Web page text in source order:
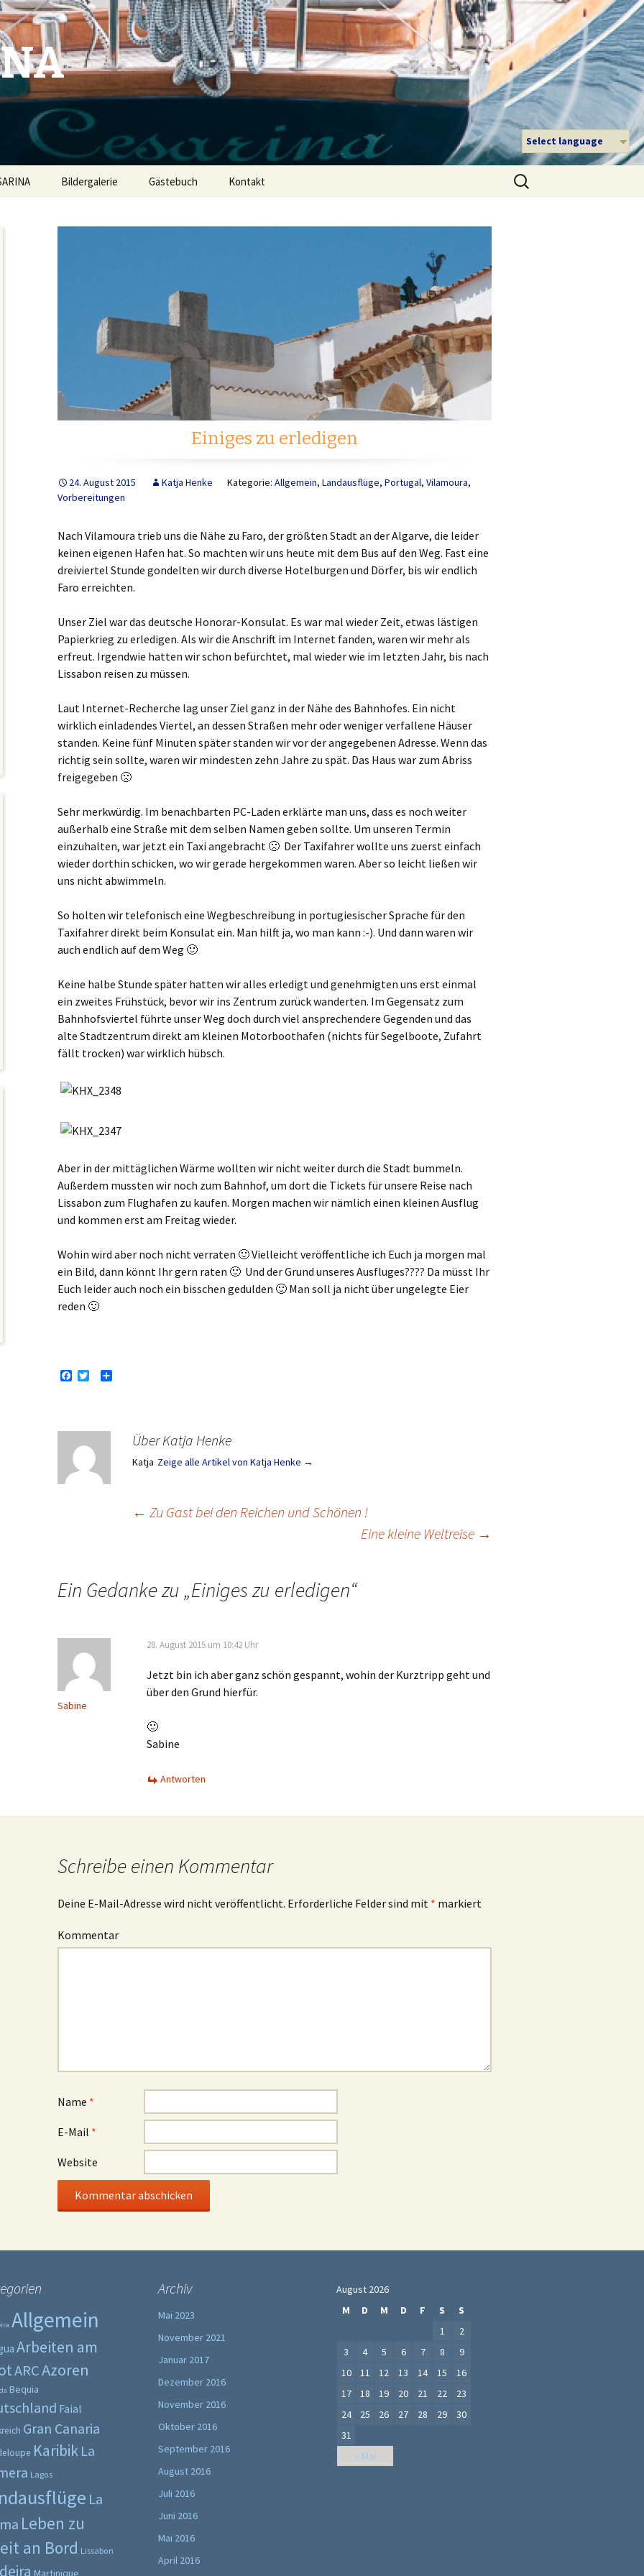
Select language
Bildergalerie Gästebuch Kontakt
Suche
nach:
Einiges zu erledigen
24. August 2015 Katja Henke Kategorie: Allgemein, Landausflüge, Portugal, Vilamoura,
Vorbereitungen
Nach Vilamoura trieb uns die Nähe zu Faro, der größten Stadt an der Algarve, die leider
keinen eigenen Hafen hat. So machten wir uns heute mit dem Bus auf den Weg. Fast eine
dreiviertel Stunde gondelten wir durch diverse Hotelburgen und Dörfer, bis wir endlich
Faro erreichten.
Unser Ziel war das deutsche Honorar-Konsulat. Es war mal wieder Zeit, etwas lästigen
Papierkrieg zu erledigen. Als wir die Anschrift im Internet fanden, waren wir mehr als
erfreut. Irgendwie hatten wir schon befürchtet, mal wieder wie im letzten Jahr, bis nach
Lissabon reisen zu müssen.
Laut Internet-Recherche lag unser Ziel ganz in der Nähe des Bahnhofes. Ein nicht
wirklich einladendes Viertel, an dessen Straßen mehr oder weniger verfallene Häuser
standen. Keine fünf Minuten später standen wir vor der angegebenen Adresse. Wenn das
richtig sein sollte, waren wir mindesten zehn Jahre zu spät. Das Haus war zum Abriss
freigegeben 🙁
Sehr merkwürdig. Im benachbarten PC-Laden erklärte man uns, dass es noch weiter
außerhalb eine Straße mit dem selben Namen geben sollte. Um unseren Termin
einzuhalten, war jetzt ein Taxi angebracht 🙁 Der Taxifahrer wollte uns zuerst einfach
wieder dorthin schicken, wo wir gerade hergekommen waren. Aber so leicht ließen wir
uns nicht abwimmeln.
So holten wir telefonisch eine Wegbeschreibung in portugiesischer Sprache für den
Taxifahrer direkt beim Konsulat ein. Man hilft ja, wo man kann :-). Und dann waren wir
auch endlich auf dem Weg 🙂
Keine halbe Stunde später hatten wir alles erledigt und genehmigten uns erst einmal
ein zweites Frühstück, bevor wir ins Zentrum zurück wanderten. Im Gegensatz zum
Bahnhofsviertel führte unser Weg doch durch viel ansprechendere Gegenden und das
alte Stadtzentrum direkt am kleinen Motorboothafen (nichts für Segelboote, Zufahrt
fällt trocken) war wirklich hübsch.
Aber in der mittäglichen Wärme wollten wir nicht weiter durch die Stadt bummeln.
Außerdem mussten wir noch zum Bahnhof, um dort die Tickets für unsere Reise nach
Lissabon zum Flughafen zu kaufen. Morgen machen wir nämlich einen kleinen Ausflug
und kommen erst am Freitag wieder.
Wohin wird aber noch nicht verraten 🙂 Vielleicht veröffentliche ich Euch ja morgen mal
ein Bild, dann könnt Ihr gern raten 🙂 Und der Grund unseres Ausfluges???? Da müsst Ihr
Euch leider auch noch ein bisschen gedulden 🙂 Man soll ja nicht über ungelegte Eier
reden 🙂
o
o
k
e
r
Über Katja Henke
Katja Zeige alle Artikel von Katja Henke →
← Zu Gast bei den Reichen und Schönen !
Eine kleine Weltreise →
Ein Gedanke zu „Einiges zu erledigen“
Sabine
28. August 2015 um 10:42 Uhr
Jetzt bin ich aber ganz schön gespannt, wohin der Kurztripp geht und
über den Grund hierfür.
🙂
Sabine
Antworten
Schreibe einen Kommentar
Deine E-Mail-Adresse wird nicht veröffentlicht. Erforderliche Felder sind mit * markiert
Kommentar
Name *
E-Mail *
Website
Allgemein
Arbeiten am
ARCAzoren
Bequia
Faial
Gran Canaria
Karibik La
Lagos
La
Leben zu
an Bord Lissabon
Martinique
Archiv
Mai 2023
November 2021
Januar 2017
Dezember 2016
November 2016
Oktober 2016
September 2016
August 2016
Juli 2016
Juni 2016
Mai 2016
April 2016
August 2026
M
D M D F S S
« Mai
1
2
3
4 5 6 7 8
9
10
11 12 13 14 15
16
17
18 19 20 21 22
23
24
25 26 27 28 29
30
31